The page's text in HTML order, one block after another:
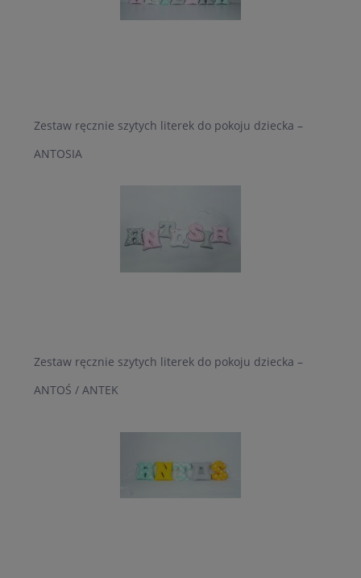
Zestaw ręcznie szytych literek do pokoju dziecka –
ANTOSIA
Zestaw ręcznie szytych literek do pokoju dziecka –
ANTOŚ / ANTEK